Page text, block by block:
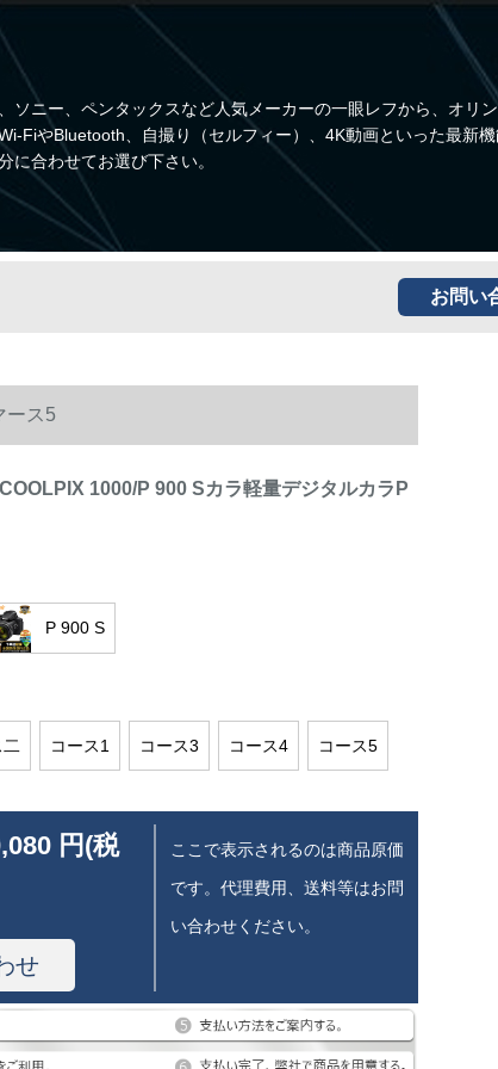
ソニー、ペンタックスなど人気メーカーの一眼レフから、オリ
FiやBluetooth、自撮り（セルフィー）、4K動画といった最新
に合わせてお選び下さい。
お問い
ース5
1000/P 900 Sカラ軽量デジタルカラP
P 900 S
二 コース1 コース3 コース4 コース5
円(税
せ
ここで表示されるのは商品原価
です。代理費用、送料等はお問
い合わせください。